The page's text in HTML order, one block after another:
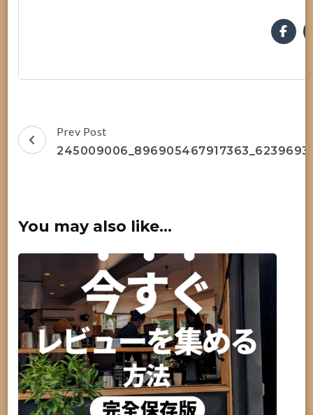
Post
Navigation
Prev Post
You may also like...